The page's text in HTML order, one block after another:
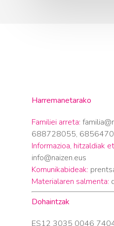
Harremanetarako
Familiei arreta:
688728055,
Informazioa, hitzaldiak
info@naizen.eus
Komunikabideak:
Materialaren salmenta:
Dohaintzak
ES12 3035 0046